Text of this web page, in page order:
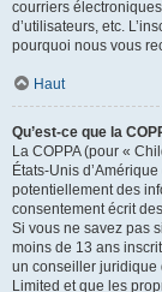
courriers
d’utilisateurs, etc.
pourquoi nous vous
Haut
Qu’est-ce que la
La COPPA (pour «
États-Unis
potentiellement des
consentement écrit
Si vous ne savez pas
moins de 13 ans
un conseiller juridique
Limited et que les